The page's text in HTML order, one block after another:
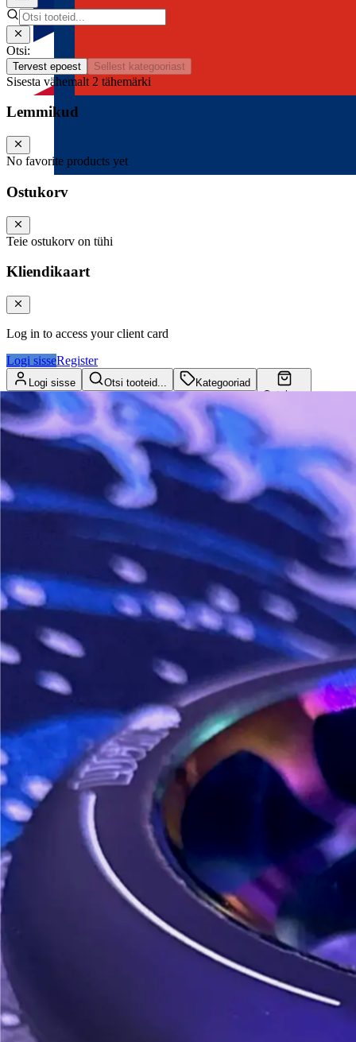
Otsi:
Tervest epoest Sellest kategooriast
Sisesta vähemalt 2 tähemärki
Lemmikud
No favorite products yet
Ostukorv
Teie ostukorv on tühi
Kliendikaart
Log in to access your client card
Logi sisseRegister
Logi sisse Otsi tooteid...
Kategooriad
Ostukorv
Kliendikaart